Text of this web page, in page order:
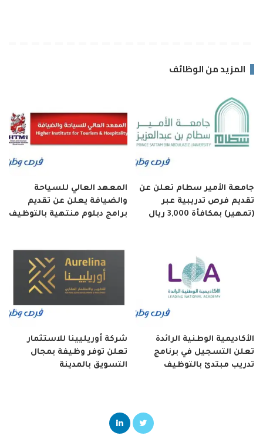
المزيد من الوظائف
جامعة الأمير سطام تعلن عن
تقديم فرص تدريبية عبر
(تمهير) بمكافأة 3,000 ريال
المعهد العالي للسياحة
والضيافة يعلن عن تقديم
برامج دبلوم منتهية بالتوظيف
الأكاديمية الوطنية الرائدة
تعلن التسجيل في برنامج
تدريب مبتدئ بالتوظيف
شركة أوريليينا للاستثمار
تعلن توفر وظيفة بمجال
التسويق بالمدينة